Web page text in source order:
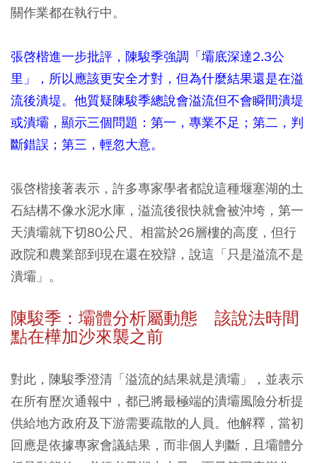
關作業都在執行中。
張啓楷進一步批評，陳駿季強調「壩底深達2.3公
里」，所以應該更安全才對，但為什麼結果還是在溢
流後潰堤。他質疑陳駿季總說會溢流但不會瞬間潰堤
或潰壩，顯示三個問題：第一，專業不足；第二，判
斷錯誤；第三，輕忽大意。
張啓楷接著表示，許多專家學者都說這種堰塞湖的土
石結構不像水泥水庫，溢流後很快就會被沖垮，第一
天潰壩就下切80公尺、相當於26層樓的高度，但行
政院和農業部到現在還在狡辯，說這「只是溢流不是
潰壩」。
陳駿季：壩體分析屬動態 該說法時間
點在樺加沙來襲之前
對此，陳駿季澄清「溢流的結果就是潰壩」，並表示
在所有歷次通報中，都已將最極端的潰壩風險分析提
供給地方政府及下游需要疏散的人員。他解釋，當初
回應是依據專家會議結果，而非個人判斷，且壩體分